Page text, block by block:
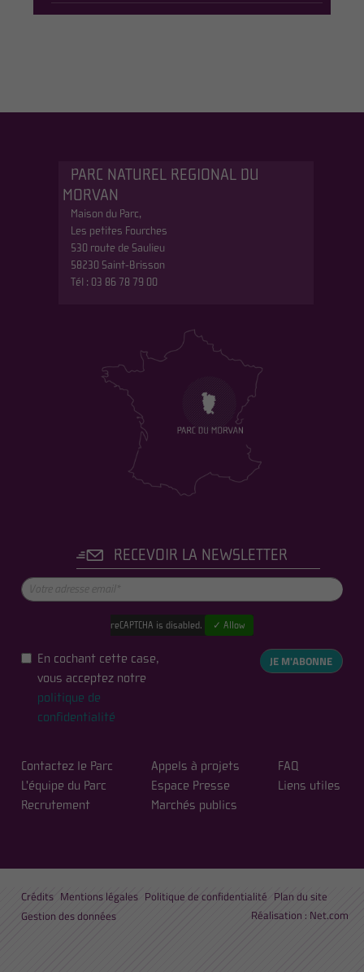
PARC NATUREL REGIONAL DU
MORVAN
Maison du Parc,
Les petites Fourches
530 route de Saulieu
58230 Saint-Brisson
Tél : 03 86 78 79 00
RECEVOIR LA NEWSLETTER
reCAPTCHA is disabled. ✓ Allow
En cochant cette case,
vous acceptez notre
politique de
confidentialité
JE M'ABONNE
Contactez le Parc
L'équipe du Parc
Recrutement
Appels à projets
Espace Presse
Marchés publics
FAQ
Liens utiles
Crédits Mentions légales Politique de confidentialité Plan du site
Réalisation : Net.com
Gestion des données